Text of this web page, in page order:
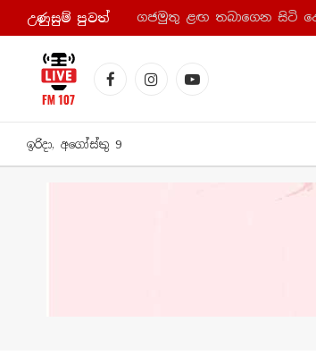
උණුසුම් පුව​ත් ගජමුතු ළඟ තබාගෙන සිටි
FacebookInstagramYouTube
ඉරිදා, අගෝස්තු 9